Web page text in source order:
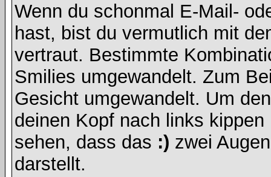
Wenn du schonmal E-Mail-
hast, bist du vermutlich mit
vertraut. Bestimmte
Smilies umgewandelt. Zum
Gesicht umgewandelt. Um
deinen Kopf nach links
sehen, dass das :) zwei
darstellt.